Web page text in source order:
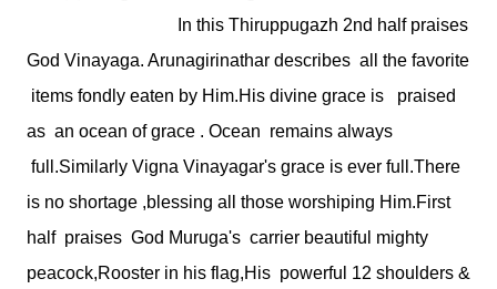
In this Thiruppugazh 2nd half praises
God Vinayaga. Arunagirinathar describes all the favorite
items fondly eaten by Him.His divine grace is praised
as an ocean of grace . Ocean remains always
full.Similarly Vigna Vinayagar's grace is ever full.There
is no shortage ,blessing all those worshiping Him.First
half praises God Muruga's carrier beautiful mighty
peacock,Rooster in his flag,His powerful 12 shoulders &